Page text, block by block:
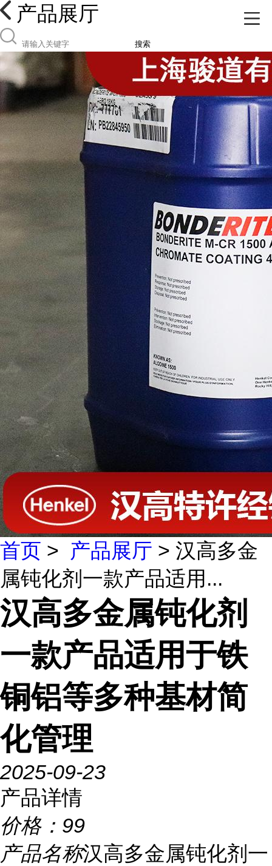
产品展厅
搜索
首页 > 产品展厅 > 汉高多金
属钝化剂一款产品适用...
汉高多金属钝化剂
一款产品适用于铁
铜铝等多种基材简
化管理
2025-09-23
产品详情
价格： 99
产品名称汉高多金属钝化剂一